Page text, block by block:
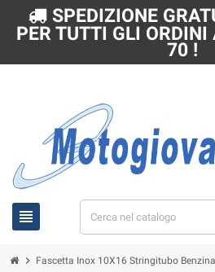
SPEDIZIONE
PER TUTTI GLI ORDINI
70 !
view_headline
chevron_right Fascetta Inox 10X16 Stringitubo